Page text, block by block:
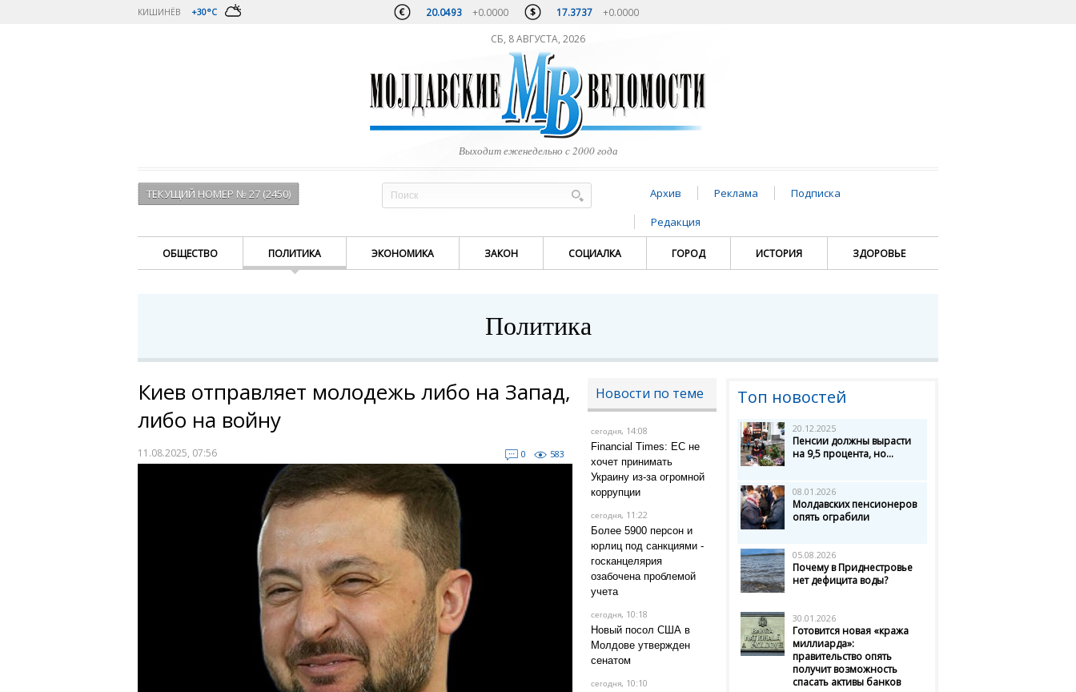
КИШИНЁВ +30°C 20.0493 +0.0000 17.3737 +0.0000
СБ, 8 АВГУСТА, 2026
Выходит еженедельно с 2000 года
ТЕКУЩИЙ НОМЕР № 27 (2450) Архив Реклама
Подписка
Редакция
ОБЩЕСТВО ПОЛИТИКА ЭКОНОМИКА ЗАКОН СОЦИАЛКА ГОРОД ИСТОРИЯ ЗДОРОВЬЕ
Политика
Киев отправляет молодежь либо на Запад,
либо на войну
11.08.2025, 07:56 0 583
Новости по теме
сегодня, 14:08
Financial Times: ЕС не
хочет принимать
Украину из-за огромной
коррупции
сегодня, 11:22
Более 5900 персон и
юрлиц под санкциями -
госканцелярия
озабочена проблемой
учета
сегодня, 10:18
Новый посол США в
Молдове утвержден
сенатом
сегодня, 10:10
Топ новостей
20.12.2025
Пенсии должны вырасти
на 9,5 процента, но...
08.01.2026
Молдавских пенсионеров
опять ограбили
05.08.2026
Почему в Приднестровье
нет дефицита воды?
30.01.2026
Готовится новая «кража
миллиарда»:
правительство опять
получит возможность
спасать активы банков